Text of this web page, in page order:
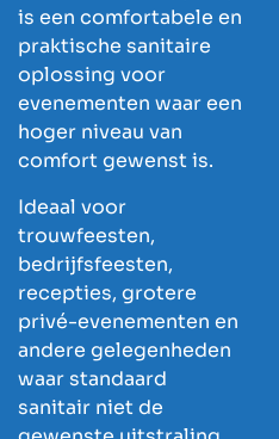
is een comfortabele en
praktische sanitaire
oplossing voor
evenementen waar een
hoger niveau van
comfort gewenst is.
Ideaal voor
trouwfeesten,
bedrijfsfeesten,
recepties, grotere
privé-evenementen en
andere gelegenheden
waar standaard
sanitair niet de